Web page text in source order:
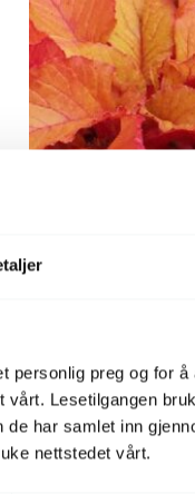
personlig preg og for
Lesetilgangen
har samlet inn
nettstedet vårt.
fra